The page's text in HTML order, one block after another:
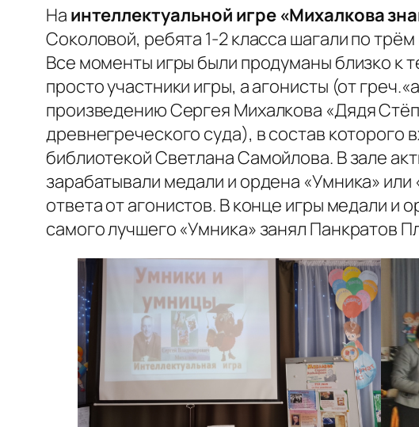
На интеллектуальной игре «Михалкова
Соколовой, ребята 1-2 класса шагали по
Все моменты игры были продуманы близко к
просто участники игры, а агонисты (от
произведению Сергея Михалкова «Дядя
древнегреческого суда), в состав
библиотекой Светлана Самойлова. В зале
зарабатывали медали и ордена «Умника»
ответа от агонистов. В конце игры медали и
самого лучшего «Умника» занял Панкратов